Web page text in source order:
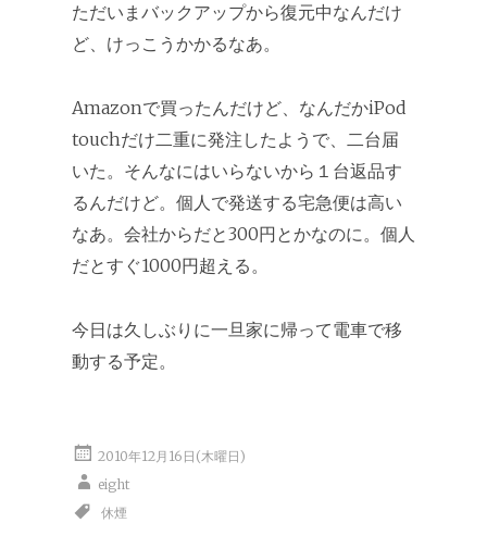
ただいまバックアップから復元中なんだけ
ど、けっこうかかるなあ。
Amazonで買ったんだけど、なんだかiPod
touchだけ二重に発注したようで、二台届
いた。そんなにはいらないから１台返品す
るんだけど。個人で発送する宅急便は高い
なあ。会社からだと300円とかなのに。個人
だとすぐ1000円超える。
今日は久しぶりに一旦家に帰って電車で移
動する予定。
2010年12月16日(木曜日)
eight
休煙